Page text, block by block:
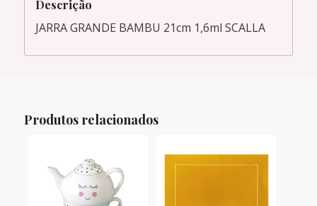
Descrição
JARRA GRANDE BAMBU 21cm 1,6ml SCALLA
Produtos relacionados